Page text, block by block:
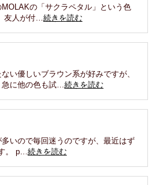
の「サクラペタル」という色
友人が付…続きを読む
い優しいブラウン系が好みですが、
急に他の色も試…続きを読む
いので毎回迷うのですが、最近はず
。 p…続きを読む